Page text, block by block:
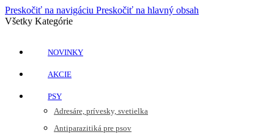
Preskočiť na navigáciu Preskočiť na hlavný obsah
Všetky Kategórie
NOVINKY
AKCIE
PSY
Adresáre, prívesky, svetielka
Antiparazitiká pre psov